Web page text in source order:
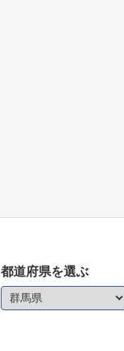
都道府県を選ぶ